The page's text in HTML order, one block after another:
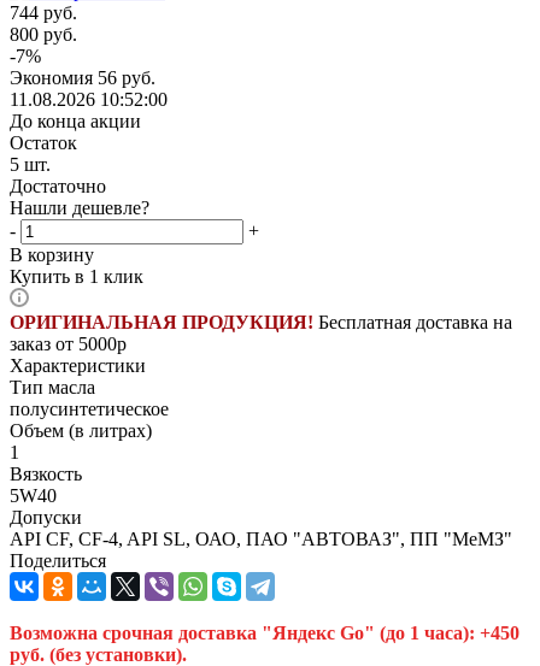
744 руб.
800 руб.
-7%
Экономия 56 руб.
11.08.2026 10:52:00
До конца акции
Остаток
5 шт.
Достаточно
Нашли дешевле?
-
+
В корзину
Купить в 1 клик
ОРИГИНАЛЬНАЯ ПРОДУКЦИЯ! Бесплатная доставка на
заказ от 5000р
Характеристики
Тип масла
полусинтетическое
Объем (в литрах)
1
Вязкость
5W40
Допуски
API CF, CF-4, API SL, ОАО, ПАО "АВТОВАЗ", ПП "МеМЗ"
Поделиться
Возможна срочная доставка "Яндекс Go" (до 1 часа): +450
руб. (без установки).